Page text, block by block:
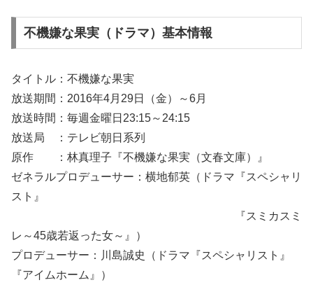
不機嫌な果実（ドラマ）基本情報
タイトル：不機嫌な果実
放送期間：2016年4月29日（金）～6月
放送時間：毎週金曜日23:15～24:15
放送局 ：テレビ朝日系列
原作 ：林真理子『不機嫌な果実（文春文庫）』
ゼネラルプロデューサー：横地郁英（ドラマ『スペシャリ
スト』
『スミカスミ
レ～45歳若返った女～』）
プロデューサー：川島誠史（ドラマ『スペシャリスト』
『アイムホーム』）